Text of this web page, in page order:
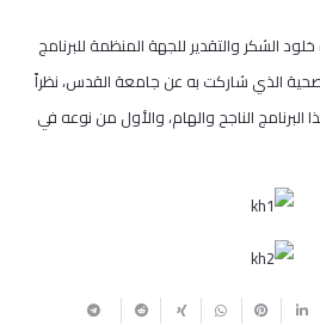
الشكر والتقدير للجهة المنظمة للبرنامج
الذي شاركت به عن جامعة القدس، نظراً
الناجح والهام، والأول من نوعه في